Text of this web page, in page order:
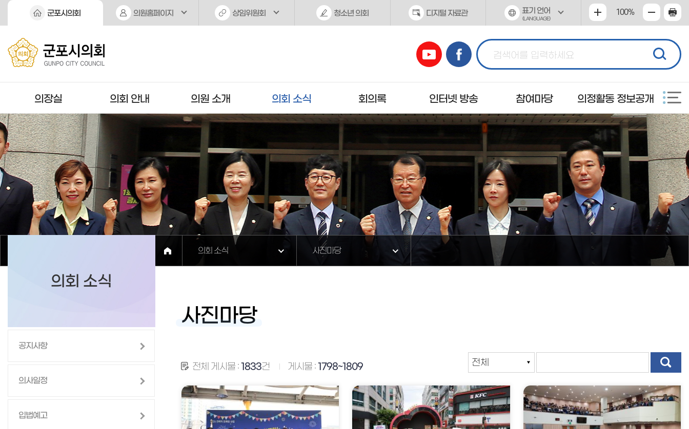
본문바로가기
군포시의회 의원홈페이지 상임위원회 청소년 의회 디지털 자료관 표기 언어
(LANGUAGE)
100%
의장실 의회 안내 의원 소개 의회 소식 회의록 인터넷 방송 참여마당 의정활동 정보공개
의회 소식 사진마당
의회 소식
공지사항
의사일정
입법예고
사진마당
전체 게시물 : 1833건 게시물 : 1798~1809